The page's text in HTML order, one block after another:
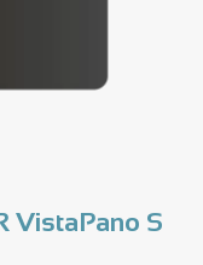
VistaPano S